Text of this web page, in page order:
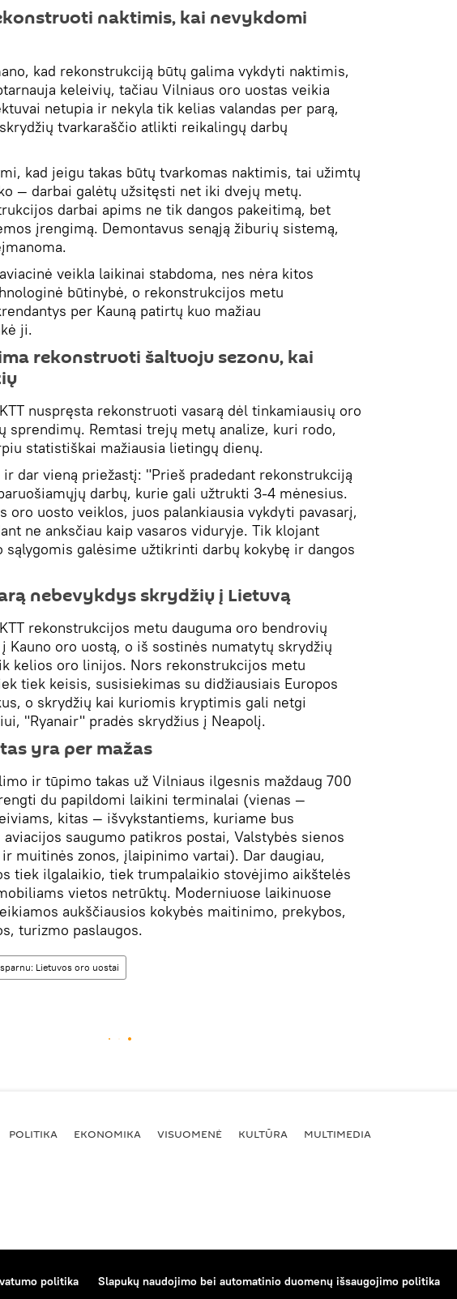
naktimis, kai nevykdomi
kad rekonstrukciją būtų galima vykdyti naktimis,
keleivių, tačiau Vilniaus oro uostas veikia
netupia ir nekyla tik kelias valandas per parą,
tvarkaraščio atlikti reikalingų darbų
kad jeigu takas būtų tvarkomas naktimis, tai užimtų
— darbai galėtų užsitęsti net iki dvejų metų.
darbai apims ne tik dangos pakeitimą, bet
įrengimą. Demontavus senąją žiburių sistemą,
veikla laikinai stabdoma, nes nėra kitos
būtinybė, o rekonstrukcijos metu
per Kauną patirtų kuo mažiau
ji.
rekonstruoti šaltuoju sezonu, kai
nuspręsta rekonstruoti vasarą dėl tinkamiausių oro
sprendimų. Remtasi trejų metų analize, kuri rodo,
statistiškai mažiausia lietingų dienų.
dar vieną priežastį: "Prieš pradedant rekonstrukciją
darbų, kurie gali užtrukti 3-4 mėnesius.
oro uosto veiklos, juos palankiausia vykdyti pavasarį,
ne anksčiau kaip vasaros viduryje. Tik klojant
sąlygomis galėsime užtikrinti darbų kokybę ir dangos
nebevykdys skrydžių į Lietuvą
rekonstrukcijos metu dauguma oro bendrovių
Kauno oro uostą, o iš sostinės numatytų skrydžių
kelios oro linijos. Nors rekonstrukcijos metu
tiek keisis, susisiekimas su didžiausiais Europos
o skrydžių kai kuriomis kryptimis gali netgi
"Ryanair" pradės skrydžius į Neapolį.
yra per mažas
ir tūpimo takas už Vilniaus ilgesnis maždaug 700
du papildomi laikini terminalai (vienas —
kitas — išvykstantiems, kuriame bus
saugumo patikros postai, Valstybės sienos
muitinės zonos, įlaipinimo vartai). Dar daugiau,
tiek ilgalaikio, tiek trumpalaikio stovėjimo aikštelės
vietos netrūktų. Moderniuose laikinuose
aukščiausios kokybės maitinimo, prekybos,
turizmo paslaugos.
Lietuvos oro uostai
POLITIKA EKONOMIKA VISUOMENĖ KULTŪRA MULTIMEDIA
politika Slapukų naudojimo bei automatinio duomenų išsaugojimo politika